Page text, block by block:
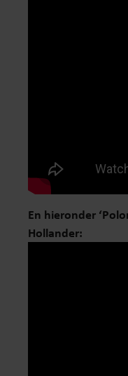
En hieronder
Hollander: